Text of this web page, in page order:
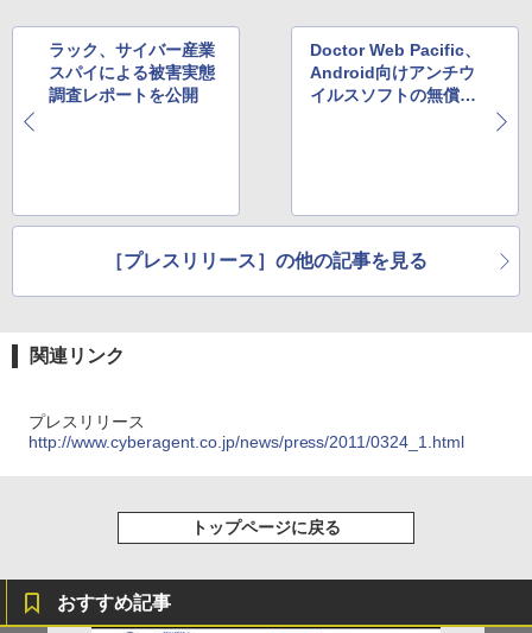
ラック、サイバー産業
スパイによる被害実態
調査レポートを公開
Doctor Web Pacific、
Android向けアンチウ
イルスソフトの無償提
［プレスリリース］の他の記事を見る
関連リンク
プレスリリース
http://www.cyberagent.co.jp/news/press/2011/0324_1.html
トップページに戻る
おすすめ記事